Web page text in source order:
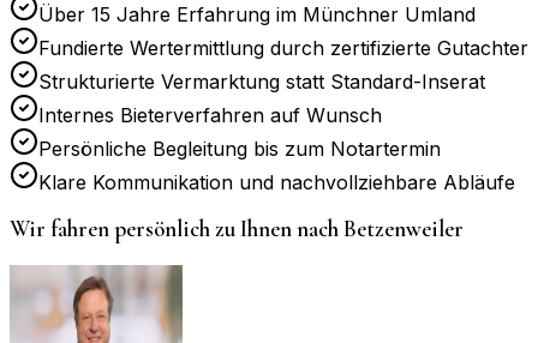
Über 15 Jahre Erfahrung im Münchner Umland
Fundierte Wertermittlung durch zertifizierte Gutachter
Strukturierte Vermarktung statt Standard-Inserat
Internes Bieterverfahren auf Wunsch
Persönliche Begleitung bis zum Notartermin
Klare Kommunikation und nachvollziehbare Abläufe
Wir fahren persönlich zu Ihnen nachBetzenweiler